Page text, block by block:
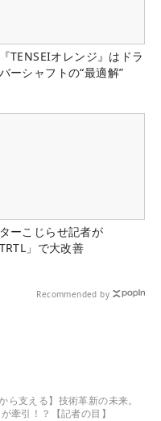
TENSEIオレンジ』はドラ
ーシャフトの“最適解”
ーこじらせ記者が
TRTL」で大改善
Recommended by
ら支える】技術革新の未来。
牽引！？【記者の目】